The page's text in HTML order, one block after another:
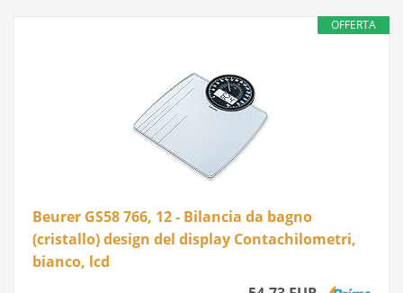
OFFERTA
Beurer GS58 766, 12 - Bilancia da bagno
(cristallo) design del display Contachilometri,
bianco, lcd